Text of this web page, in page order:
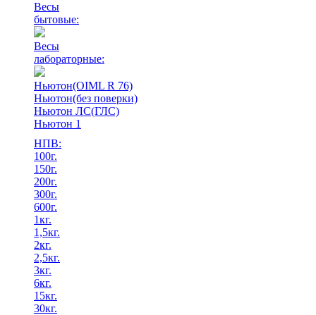
Весы
бытовые:
Весы
лабораторные:
Ньютон(OIML R 76)
Ньютон(без поверки)
Ньютон ЛС(ГЛС)
Ньютон 1
НПВ:
100г.
150г.
200г.
300г.
600г.
1кг.
1,5кг.
2кг.
2,5кг.
3кг.
6кг.
15кг.
30кг.